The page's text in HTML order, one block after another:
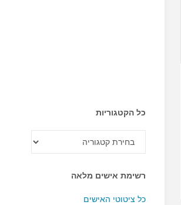
כל הקטגוריות
הקטגוריות
רשימת אישים מלאה
כל ציטוטי האישים